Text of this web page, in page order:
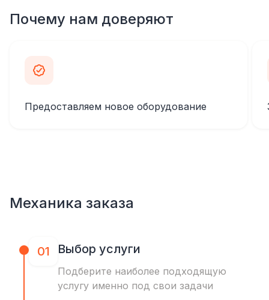
Почему нам доверяют
Предоставляем новое оборудование
Механика заказа
01 Выбор услуги
Подберите наиболее подходящую
услугу именно под свои задачи